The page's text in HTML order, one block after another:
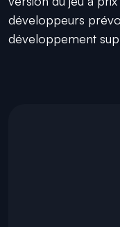
développeurs
développement